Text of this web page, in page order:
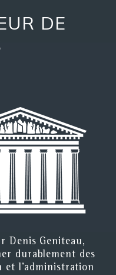
DE
Denis Geniteau,
durablement des
et l’administration